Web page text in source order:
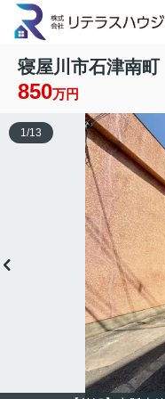
寝屋川市石津南
850万円
1/13